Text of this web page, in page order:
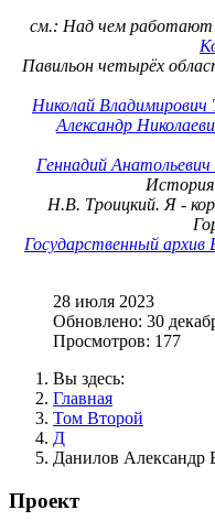
см.: Над чем работают
Павильон четырёх
Николай Владимирович
Александр
Геннадий Анатольевич
H.В. Троицкий. Я -
Государственный
28 июля 2023
Обновлено: 30
Просмотров: 177
Вы здесь:
Главная
Том Второй
Д
Данилов Александр
Проект